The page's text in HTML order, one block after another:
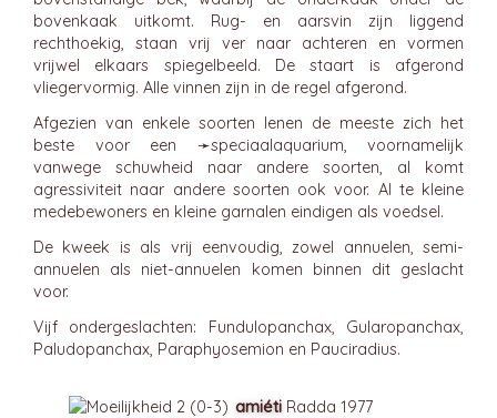
bovenkaak uitkomt. Rug- en aarsvin zijn liggend
rechthoekig, staan vrij ver naar achteren en vormen
vrijwel elkaars spiegelbeeld. De staart is afgerond
vliegervormig. Alle vinnen zijn in de regel afgerond.
Afgezien van enkele soorten lenen de meeste zich het
beste voor een ➛speciaalaquarium, voornamelijk
vanwege schuwheid naar andere soorten, al komt
agressiviteit naar andere soorten ook voor. Al te kleine
medebewoners en kleine garnalen eindigen als voedsel.
De kweek is als vrij eenvoudig, zowel annuelen, semi-
annuelen als niet-annuelen komen binnen dit geslacht
voor.
Vijf ondergeslachten: Fundulopanchax, Gularopanchax,
Paludopanchax, Paraphyosemion en Pauciradius.
amiéti Radda 1977